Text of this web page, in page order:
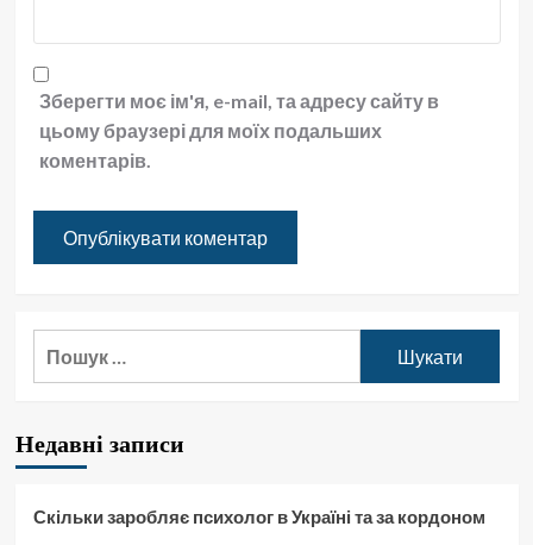
Зберегти моє ім'я, e-mail, та адресу сайту в
цьому браузері для моїх подальших
коментарів.
Недавні записи
Скільки заробляє психолог в Україні та за кордоном